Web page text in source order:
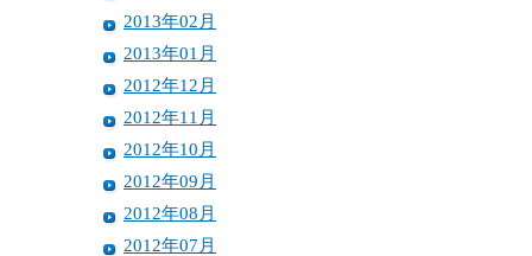
2013年02月
2013年01月
2012年12月
2012年11月
2012年10月
2012年09月
2012年08月
2012年07月